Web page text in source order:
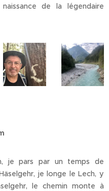
de la légendaire
je pars par un temps de
je longe le Lech, y
le chemin monte à